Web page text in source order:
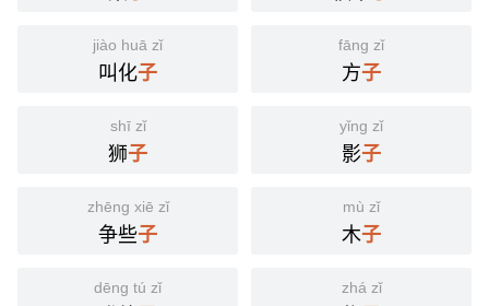
jiào huā zǐ
叫化子
fāng zǐ
方子
shī zǐ
狮子
yǐng zǐ
影子
zhēng xiē zǐ
争些子
mù zǐ
木子
dēng tú zǐ zhá zǐ